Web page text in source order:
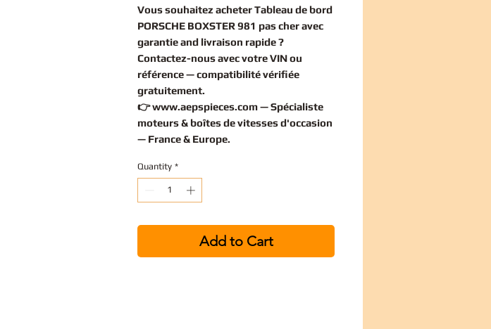
Vous souhaitez acheter Tableau de bord
PORSCHE BOXSTER 981 pas cheravec
garantie and livraison rapide ?
Contactez-nous avec votre VIN ou
référence — compatibilité vérifiée
gratuitement.
👉www.aepspieces.com— Spécialiste
moteurs & boîtes de vitesses d'occasion
— France & Europe.
Quantity *
Add to Cart